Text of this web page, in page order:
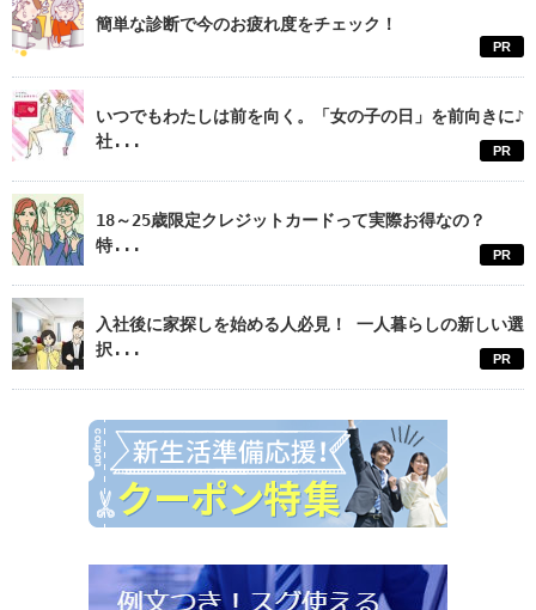
簡単な診断で今のお疲れ度をチェック！
PR
いつでもわたしは前を向く。「女の子の日」を前向きに♪
社...
PR
18～25歳限定クレジットカードって実際お得なの？
特...
PR
入社後に家探しを始める人必見！ 一人暮らしの新しい選
択...
PR